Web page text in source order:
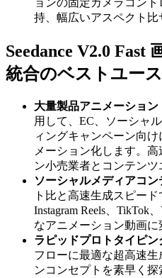
ョンの固定カメラコン
持、幅広いアスペクト比
Seedance V2.0 Fast
統合のベストユー
大量製品アニメーション
用して、EC、ソーシャ
ィングキャンペーン向
メーション化します。
ン小売業者とコンテンツ
ソーシャルメディアコン
ト比と高速生成スピー
Instagram Reels、TikTok
なアニメーション動画に
ラピッドプロトタイピン
フローに最適な超高速
ンコンセプトを素早く